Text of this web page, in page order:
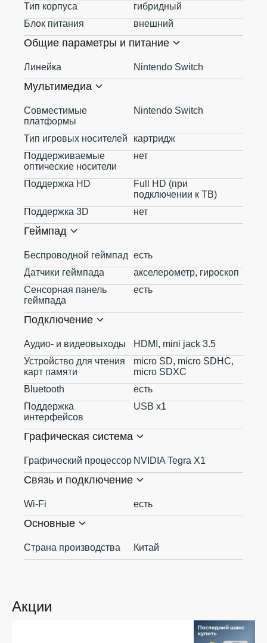
Акции
Тип корпуса
гибридный
Блок питания
внешний
Общие параметры и питание
Линейка Nintendo Switch
Мультимедиа
Совместимые
платформы
Nintendo Switch
Тип игровых носителей
картридж
Поддерживаемые
оптические носители
нет
Поддержка HD
Full HD (при
подключении к ТВ)
Поддержка 3D
нет
Геймпад
Беспроводной геймпад есть
Датчики геймпада
акселерометр, гироскоп
Сенсорная панель
геймпада
есть
Подключение
Аудио- и видеовыходы
HDMI, mini jack 3.5
Устройство для чтения
карт памяти
micro SD, micro SDHC,
micro SDXC
Bluetooth
есть
Поддержка
интерфейсов
USB x1
Графическая система
Графический процессор NVIDIA Tegra X1
Связь и подключение
Wi-Fi есть
Основные
Страна производства Китай